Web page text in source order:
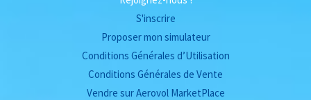
S'inscrire
Proposer mon simulateur
Conditions Générales d’Utilisation
Conditions Générales de Vente
Vendre sur Aerovol MarketPlace